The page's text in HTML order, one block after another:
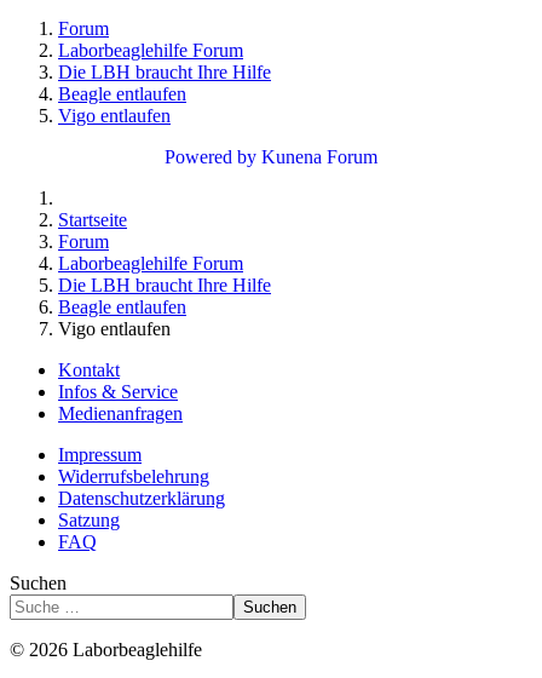
Forum
Laborbeaglehilfe Forum
Die LBH braucht Ihre Hilfe
Beagle entlaufen
Vigo entlaufen
Powered by Kunena Forum
Startseite
Forum
Laborbeaglehilfe Forum
Die LBH braucht Ihre Hilfe
Beagle entlaufen
Vigo entlaufen
Kontakt
Infos & Service
Medienanfragen
Impressum
Widerrufsbelehrung
Datenschutzerklärung
Satzung
FAQ
Suchen
Suchen
© 2026 Laborbeaglehilfe